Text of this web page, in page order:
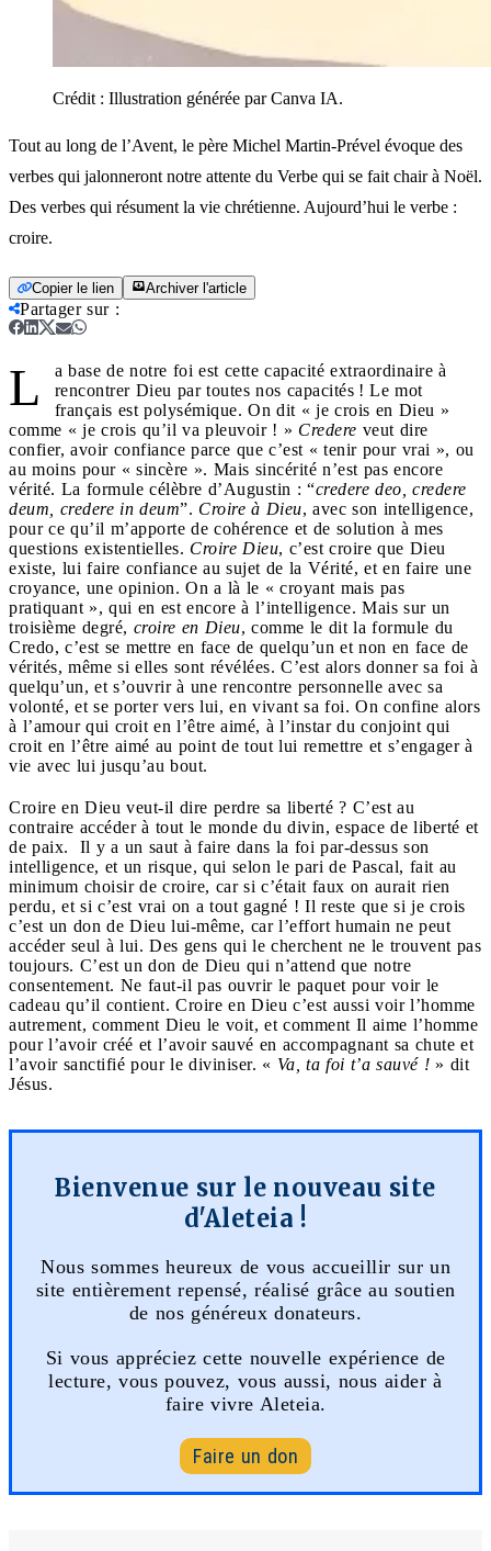
Crédit : Illustration générée par Canva IA.
Tout au long de l’Avent, le père Michel Martin-Prével évoque des
verbes qui jalonneront notre attente du Verbe qui se fait chair à Noël.
Des verbes qui résument la vie chrétienne. Aujourd’hui le verbe :
croire.
Copier le lien Archiver l'article
Partager sur:
L
a base de notre foi est cette capacité extraordinaire à
rencontrer Dieu par toutes nos capacités ! Le mot
français est polysémique. On dit « je crois en Dieu »
comme « je crois qu’il va pleuvoir ! » Credere veut dire
confier, avoir confiance parce que c’est « tenir pour vrai », ou
au moins pour « sincère ». Mais sincérité n’est pas encore
vérité. La formule célèbre d’Augustin : “credere deo, credere
deum, credere in deum”. Croire à Dieu, avec son intelligence,
pour ce qu’il m’apporte de cohérence et de solution à mes
questions existentielles. Croire Dieu, c’est croire que Dieu
existe, lui faire confiance au sujet de la Vérité, et en faire une
croyance, une opinion. On a là le « croyant mais pas
pratiquant », qui en est encore à l’intelligence. Mais sur un
troisième degré, croire en Dieu, comme le dit la formule du
Credo, c’est se mettre en face de quelqu’un et non en face de
vérités, même si elles sont révélées. C’est alors donner sa foi à
quelqu’un, et s’ouvrir à une rencontre personnelle avec sa
volonté, et se porter vers lui, en vivant sa foi. On confine alors
à l’amour qui croit en l’être aimé, à l’instar du conjoint qui
croit en l’être aimé au point de tout lui remettre et s’engager à
vie avec lui jusqu’au bout.
Croire en Dieu veut-il dire perdre sa liberté ? C’est au
contraire accéder à tout le monde du divin, espace de liberté et
de paix. Il y a un saut à faire dans la foi par-dessus son
intelligence, et un risque, qui selon le pari de Pascal, fait au
minimum choisir de croire, car si c’était faux on aurait rien
perdu, et si c’est vrai on a tout gagné ! Il reste que si je crois
c’est un don de Dieu lui-même, car l’effort humain ne peut
accéder seul à lui. Des gens qui le cherchent ne le trouvent pas
toujours. C’est un don de Dieu qui n’attend que notre
consentement. Ne faut-il pas ouvrir le paquet pour voir le
cadeau qu’il contient. Croire en Dieu c’est aussi voir l’homme
autrement, comment Dieu le voit, et comment Il aime l’homme
pour l’avoir créé et l’avoir sauvé en accompagnant sa chute et
l’avoir sanctifié pour le diviniser. « Va, ta foi t’a sauvé ! » dit
Jésus.
Bienvenue sur le nouveau site
d'Aleteia !
Nous sommes heureux de vous accueillir sur un
site entièrement repensé, réalisé grâce au soutien
de nos généreux donateurs.
Si vous appréciez cette nouvelle expérience de
lecture, vous pouvez, vous aussi, nous aider à
faire vivre Aleteia.
Faire un don